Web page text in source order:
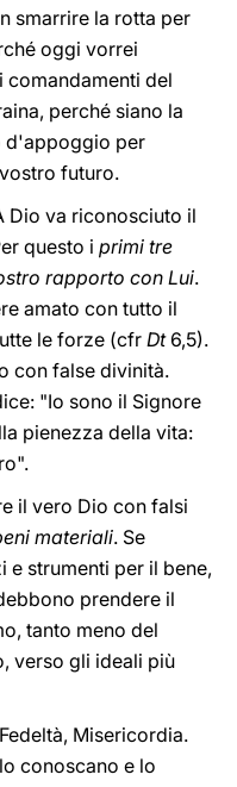
smarrire la rotta per
oggi vorrei
comandamenti del
perché siano la
d'appoggio per
futuro.
Dio va riconosciuto il
questo i primi tre
rapporto con Lui.
amato con tutto il
le forze (cfr Dt6,5).
con false divinità.
"Io sono il Signore
pienezza della vita:
il vero Dio con falsi
materiali. Se
strumenti per il bene,
prendere il
tanto meno del
verso gli ideali più
Misericordia.
conoscano e lo